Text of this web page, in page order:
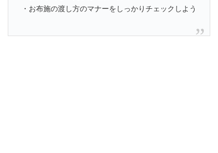
・お布施の渡し方のマナーをしっかりチェックしよう